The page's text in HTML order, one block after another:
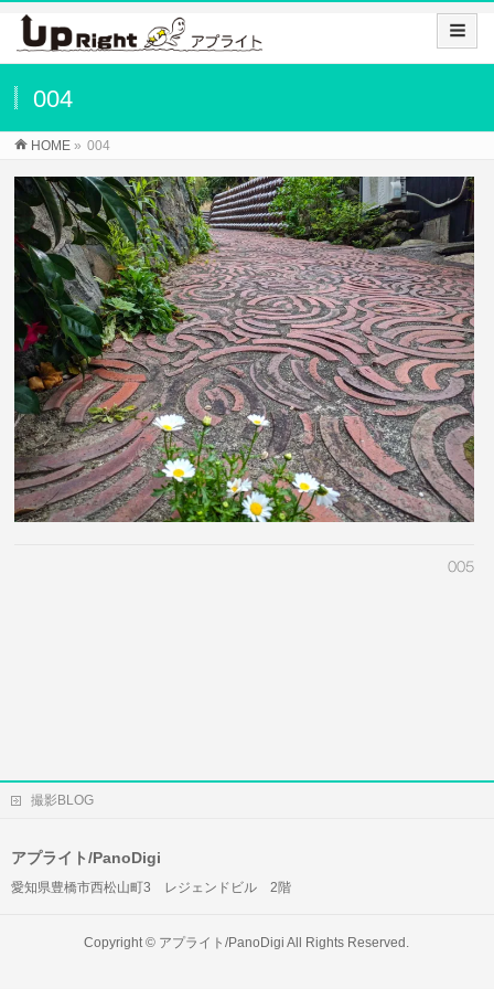
004
HOME » 004
005
撮影BLOG
アプライト/PanoDigi
愛知県豊橋市西松山町3 レジェンドビル 2階
Copyright © アプライト/PanoDigi All Rights Reserved.